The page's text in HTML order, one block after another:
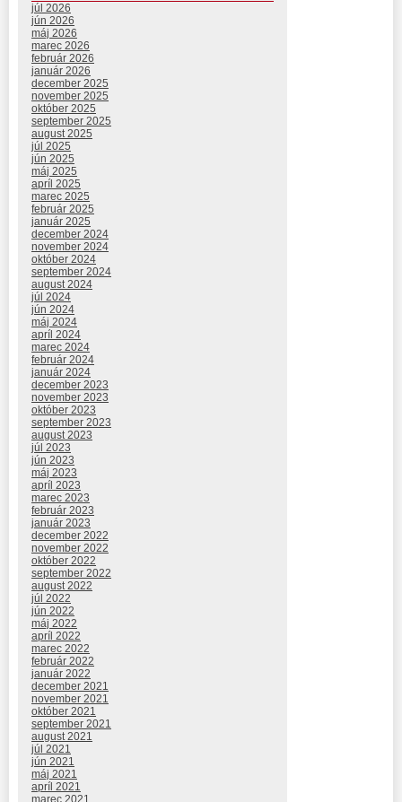
júl 2026
jún 2026
máj 2026
marec 2026
február 2026
január 2026
december 2025
november 2025
október 2025
september 2025
august 2025
júl 2025
jún 2025
máj 2025
apríl 2025
marec 2025
február 2025
január 2025
december 2024
november 2024
október 2024
september 2024
august 2024
júl 2024
jún 2024
máj 2024
apríl 2024
marec 2024
február 2024
január 2024
december 2023
november 2023
október 2023
september 2023
august 2023
júl 2023
jún 2023
máj 2023
apríl 2023
marec 2023
február 2023
január 2023
december 2022
november 2022
október 2022
september 2022
august 2022
júl 2022
jún 2022
máj 2022
apríl 2022
marec 2022
február 2022
január 2022
december 2021
november 2021
október 2021
september 2021
august 2021
júl 2021
jún 2021
máj 2021
apríl 2021
marec 2021